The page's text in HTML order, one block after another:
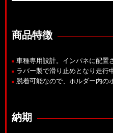
商品特徴
車種専用設計。インパネに配置
ラバー製で滑り止めとなり走行
脱着可能なので、ホルダー内の
納期